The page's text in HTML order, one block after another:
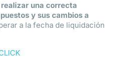
una correcta
y sus cambios a
a la fecha de liquidación